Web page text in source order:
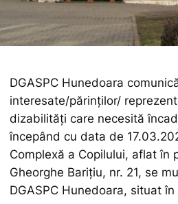
DGASPC Hunedoara
interesate/părinților/
dizabilități care necesită
începând cu data de
Complexă a Copilului, aflat în
Gheorghe Barițiu, nr. 21, se
DGASPC Hunedoara, situat